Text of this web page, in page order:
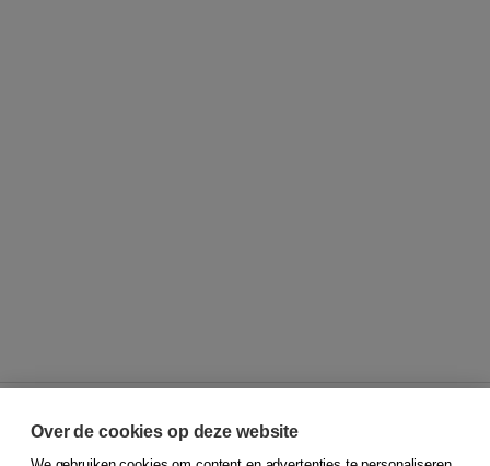
Over de cookies op deze website